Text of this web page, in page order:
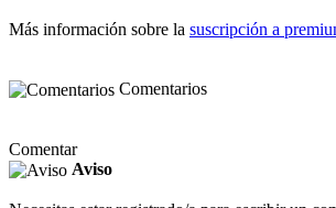
Más información sobre la suscripción a
Comentarios
Comentar
Aviso